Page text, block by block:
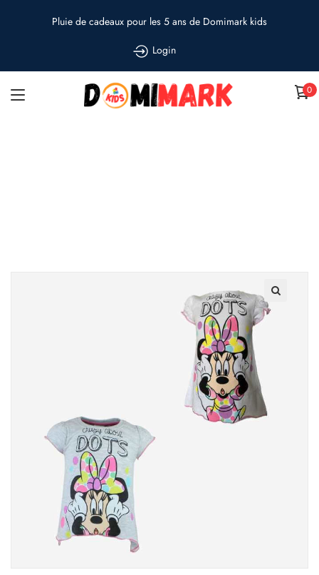
Login
Pluie de cadeaux pour les 5 ans de Domimark kids
0